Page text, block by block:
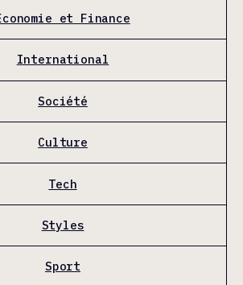
et Finance
International
Société
Culture
Tech
Styles
Sport